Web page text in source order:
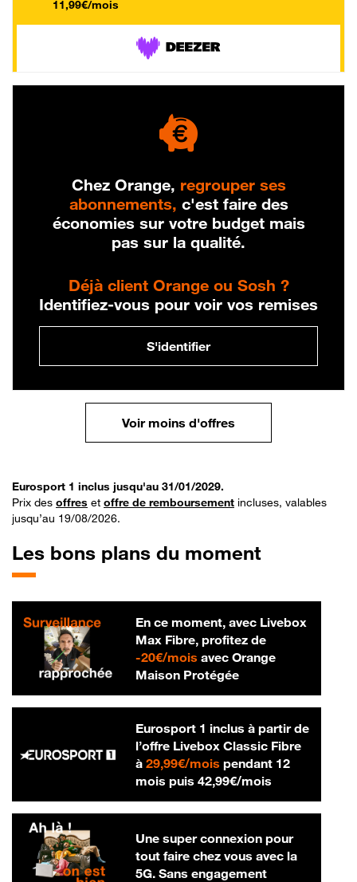
11,99€/mois
Chez Orange, regrouper ses
abonnements, c'est faire des
économies sur votre budget mais
pas sur la qualité.
Déjà client Orange ou Sosh ?
Identifiez-vous pour voir vos remises
S'identifier
Voir moins d'offres
Eurosport 1 inclus jusqu'au 31/01/2029.
Prix des offres et offre de remboursement incluses, valables
jusqu’au 19/08/2026.
Les bons plans du moment
En ce moment, avec Livebox
Max Fibre, profitez de
-20€/mois20 € par mois
avec Orange
Maison Protégée
Eurosport 1 inclus à partir de
l’offre Livebox Classic Fibre
à 29,99€/mois29,99 € par mois
pendant 12
mois puis 42,99€/mois42,99 € par
Une super connexion pour
tout faire chez vous avec la
5G. Sans engagement